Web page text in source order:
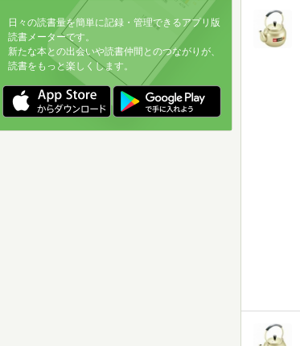
日々の読書量を簡単に記録・管理できるアプリ版
読書メーターです。
新たな本との出会いや読書仲間とのつながりが、
読書をもっと楽しくします。